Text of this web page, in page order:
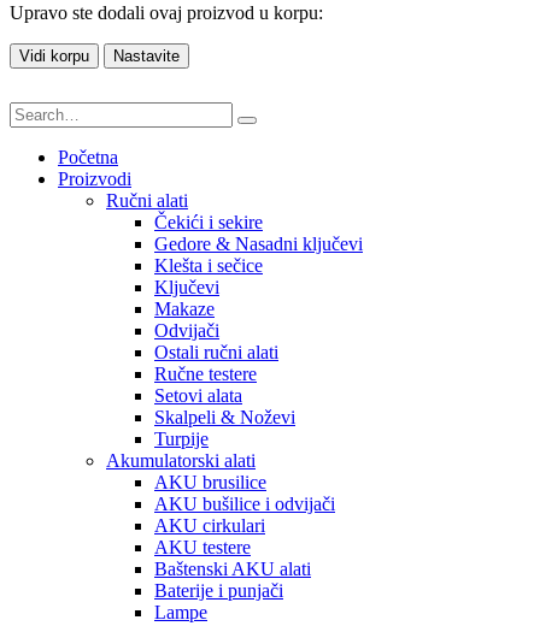
Upravo ste dodali ovaj proizvod u korpu:
Vidi korpu Nastavite
Početna
Proizvodi
Ručni alati
Čekići i sekire
Gedore & Nasadni ključevi
Klešta i sečice
Ključevi
Makaze
Odvijači
Ostali ručni alati
Ručne testere
Setovi alata
Skalpeli & Noževi
Turpije
Akumulatorski alati
AKU brusilice
AKU bušilice i odvijači
AKU cirkulari
AKU testere
Baštenski AKU alati
Baterije i punjači
Lampe